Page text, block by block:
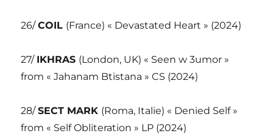
26/COIL (France) « Devastated Heart » (2024)
27/ IKHRAS (London, UK) « Seen w 3umor »
from « Jahanam Btistana » CS (2024)
28/SECT MARK (Roma, Italie) « Denied Self »
from « Self Obliteration » LP (2024)